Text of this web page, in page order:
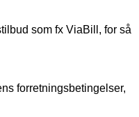
som fx ViaBill, for så
forretningsbetingelser,